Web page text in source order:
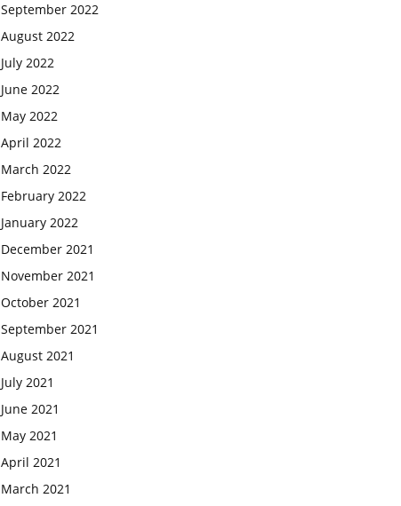
September 2022
August 2022
July 2022
June 2022
May 2022
April 2022
March 2022
February 2022
January 2022
December 2021
November 2021
October 2021
September 2021
August 2021
July 2021
June 2021
May 2021
April 2021
March 2021